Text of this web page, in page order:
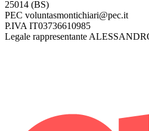
25014 (BS)
PEC voluntasmontichiari@pec.it
P.IVA IT03736610985
Legale rappresentante